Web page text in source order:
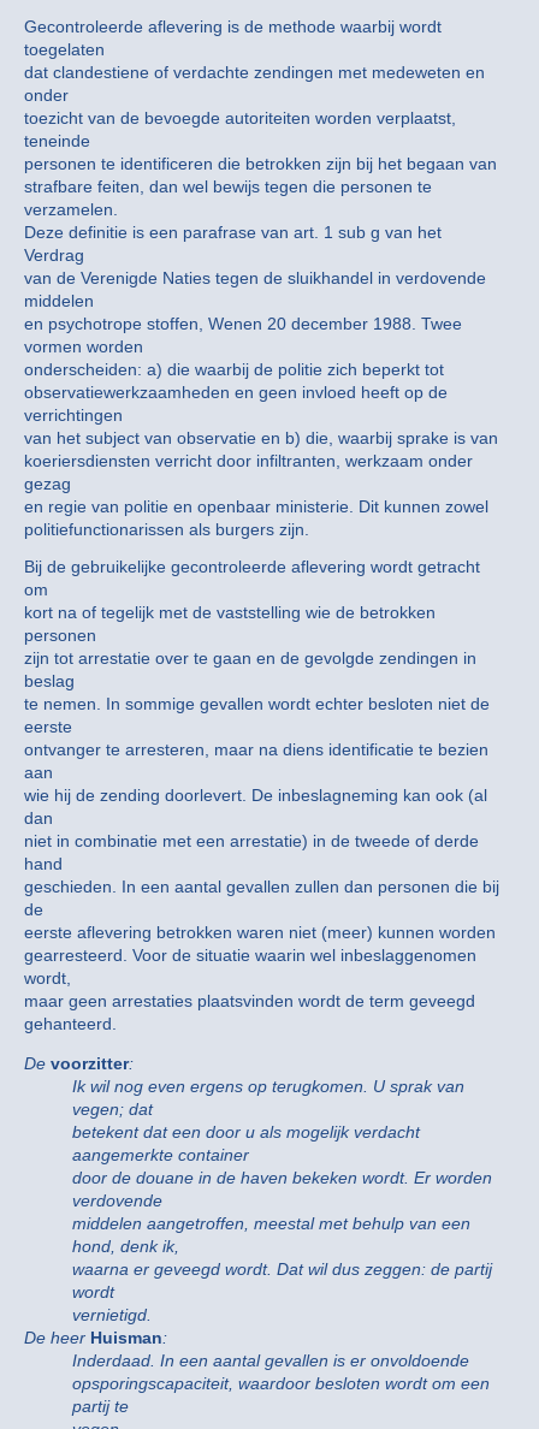
Gecontroleerde aflevering is de methode waarbij wordt
toegelaten
dat clandestiene of verdachte zendingen met medeweten en
onder
toezicht van de bevoegde autoriteiten worden verplaatst,
teneinde
personen te identificeren die betrokken zijn bij het begaan van
strafbare feiten, dan wel bewijs tegen die personen te
verzamelen.
Deze definitie is een parafrase van art. 1 sub g van het
Verdrag
van de Verenigde Naties tegen de sluikhandel in verdovende
middelen
en psychotrope stoffen, Wenen 20 december 1988. Twee
vormen worden
onderscheiden: a) die waarbij de politie zich beperkt tot
observatiewerkzaamheden en geen invloed heeft op de
verrichtingen
van het subject van observatie en b) die, waarbij sprake is van
koeriersdiensten verricht door infiltranten, werkzaam onder
gezag
en regie van politie en openbaar ministerie. Dit kunnen zowel
politiefunctionarissen als burgers zijn.
Bij de gebruikelijke gecontroleerde aflevering wordt getracht
om
kort na of tegelijk met de vaststelling wie de betrokken
personen
zijn tot arrestatie over te gaan en de gevolgde zendingen in
beslag
te nemen. In sommige gevallen wordt echter besloten niet de
eerste
ontvanger te arresteren, maar na diens identificatie te bezien
aan
wie hij de zending doorlevert. De inbeslagneming kan ook (al
dan
niet in combinatie met een arrestatie) in de tweede of derde
hand
geschieden. In een aantal gevallen zullen dan personen die bij
de
eerste aflevering betrokken waren niet (meer) kunnen worden
gearresteerd. Voor de situatie waarin wel inbeslaggenomen
wordt,
maar geen arrestaties plaatsvinden wordt de term geveegd
gehanteerd.
De voorzitter:
Ik wil nog even ergens op terugkomen. U sprak van
vegen; dat
betekent dat een door u als mogelijk verdacht
aangemerkte container
door de douane in de haven bekeken wordt. Er worden
verdovende
middelen aangetroffen, meestal met behulp van een
hond, denk ik,
waarna er geveegd wordt. Dat wil dus zeggen: de partij
wordt
vernietigd.
De heer Huisman:
Inderdaad. In een aantal gevallen is er onvoldoende
opsporingscapaciteit, waardoor besloten wordt om een
partij te